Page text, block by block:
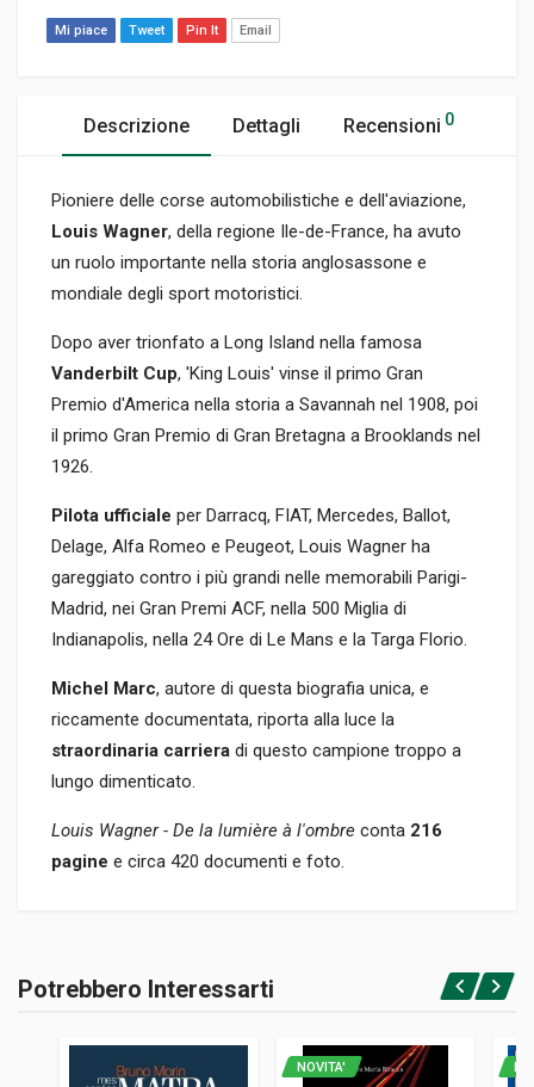
Mi piace Tweet Pin It Email
Descrizione Dettagli Recensioni 0
Pioniere delle corse automobilistiche e dell'aviazione,
Louis Wagner, della regione Ile-de-France, ha avuto
un ruolo importante nella storia anglosassone e
mondiale degli sport motoristici.
Dopo aver trionfato a Long Island nella famosa
Vanderbilt Cup, 'King Louis' vinse il primo Gran
Premio d'America nella storia a Savannah nel 1908, poi
il primo Gran Premio di Gran Bretagna a Brooklands nel
1926.
Pilota ufficiale per Darracq, FIAT, Mercedes, Ballot,
Delage, Alfa Romeo e Peugeot, Louis Wagner ha
gareggiato contro i più grandi nelle memorabili Parigi-
Madrid, nei Gran Premi ACF, nella 500 Miglia di
Indianapolis, nella 24 Ore di Le Mans e la Targa Florio.
Michel Marc, autore di questa biografia unica, e
riccamente documentata, riporta alla luce la
straordinaria carriera di questo campione troppo a
lungo dimenticato.
Louis Wagner - De la lumière à l'ombre conta 216
pagine e circa 420 documenti e foto.
Rilegato
Accedi o registrati
Potrebbero Interessarti
NOVITA'